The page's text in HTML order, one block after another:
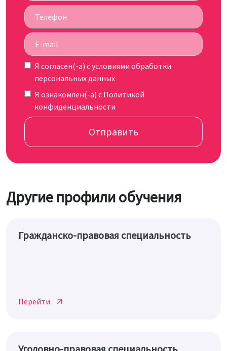
Я согласен(-а) cусловиями обработки
персональных данных
Я ознакомлен(-а) с Политикой
конфиденциальности
Отправить
Другие профили обучения
Гражданско-правовая специальность
Перейти